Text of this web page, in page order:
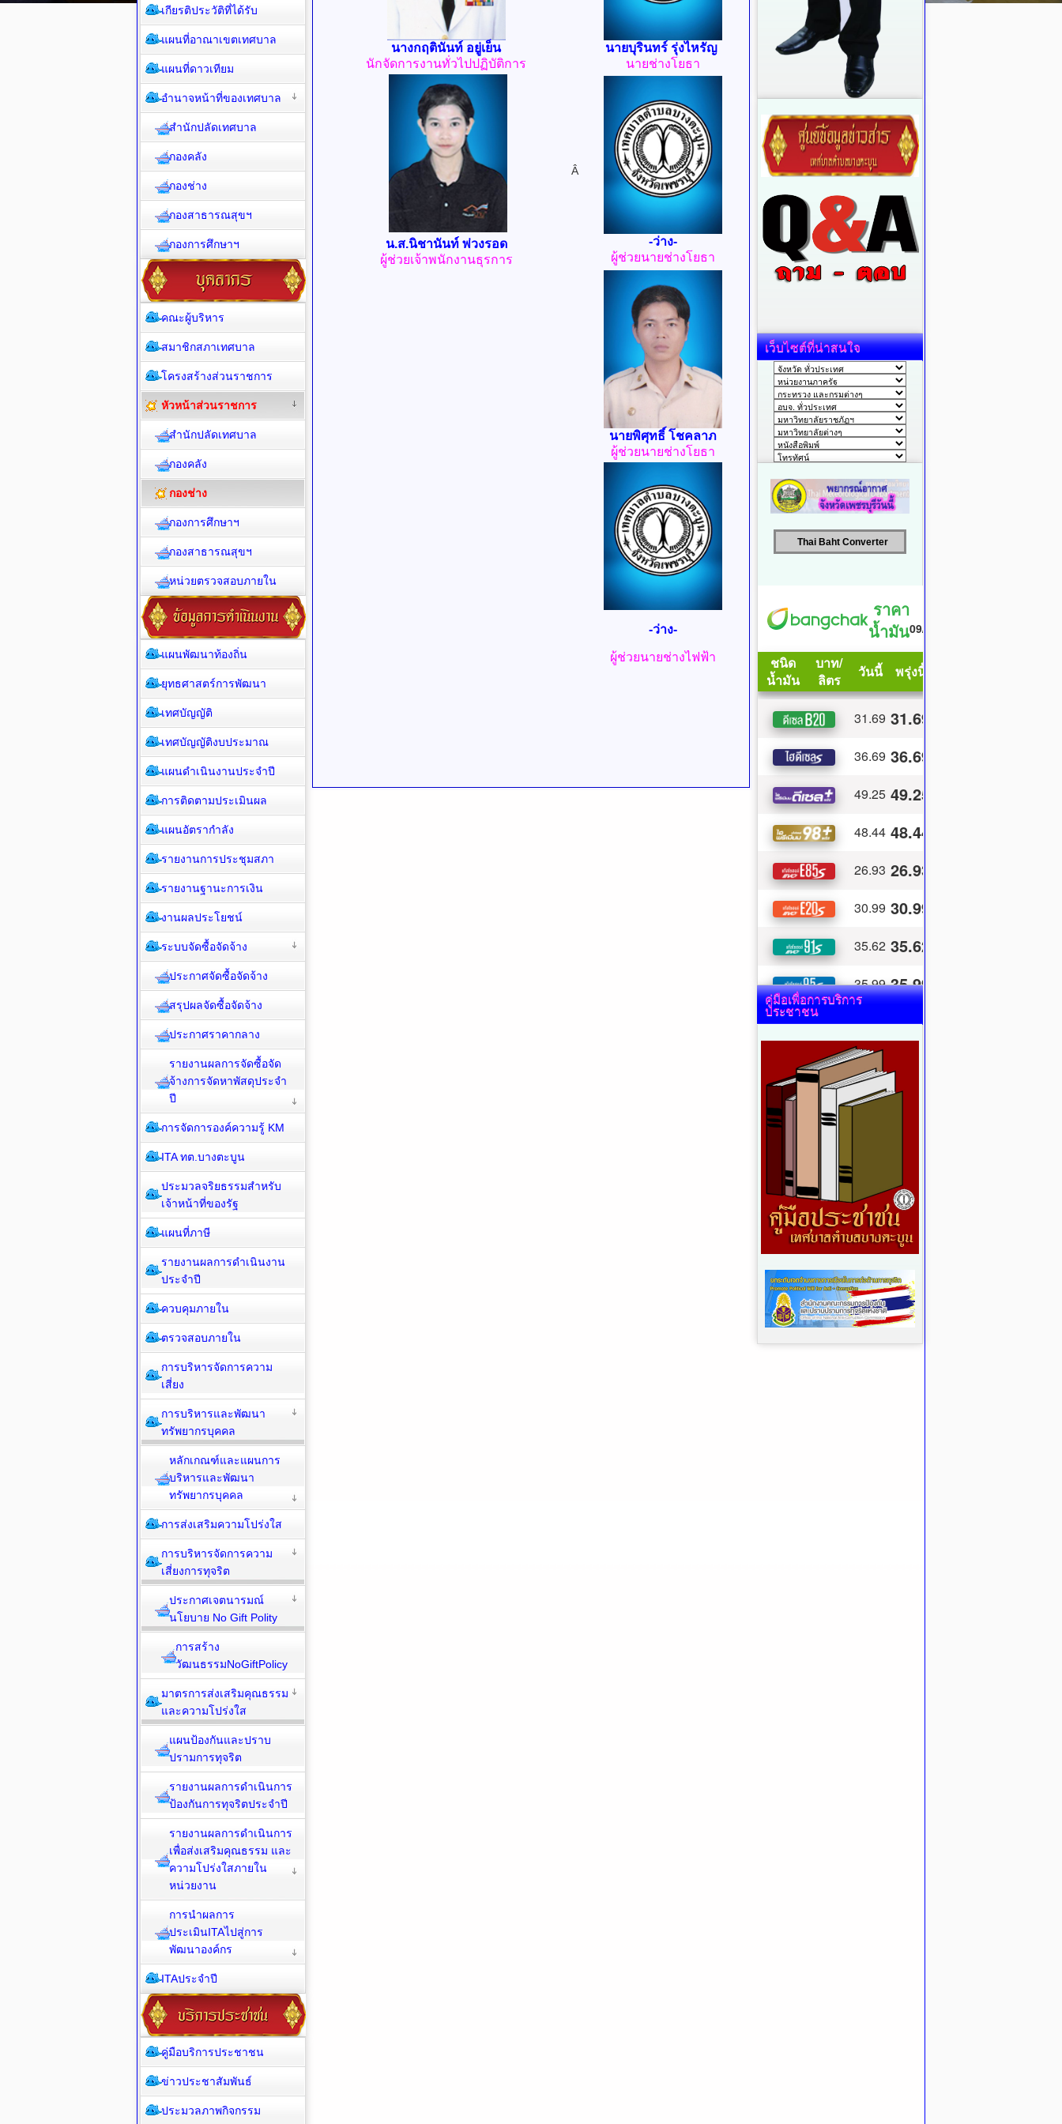
นางกฤตินันท์ อยู่เย็น
นักจัดการงานทั่วไปปฏิบัติการ
นายบุรินทร์ รุ่งไหรัญ
นายช่างโยธา
น.ส.นิชานันท์ พ่วงรอด
ผู้ช่วยเจ้าพนักงานธุรการ
Â
-ว่าง-
ผู้ช่วยนายช่างโยธา
นายพิศุทธิ์ โชคลาภ
ผู้ช่วยนายช่างโยธา
-ว่าง-
ผู้ช่วยนายช่างไฟฟ้า
เกียรติประวัติที่ได้รับ
แผนที่อาณาเขตเทศบาล
แผนที่ดาวเทียม
อำนาจหน้าที่ของเทศบาล
สำนักปลัดเทศบาล
กองคลัง
กองช่าง
กองสาธารณสุขฯ
กองการศึกษาฯ
คณะผู้บริหาร
สมาชิกสภาเทศบาล
โครงสร้างส่วนราชการ
หัวหน้าส่วนราชการ
สำนักปลัดเทศบาล
กองคลัง
กองช่าง
กองการศึกษาฯ
กองสาธารณสุขฯ
หน่วยตรวจสอบภายใน
แผนพัฒนาท้องถิ่น
ยุทธศาสตร์การพัฒนา
เทศบัญญัติ
เทศบัญญัติงบประมาณ
แผนดำเนินงานประจำปี
การติดตามประเมินผล
แผนอัตรากำลัง
รายงานการประชุมสภา
รายงานฐานะการเงิน
งานผลประโยชน์
ระบบจัดซื้อจัดจ้าง
ประกาศจัดซื้อจัดจ้าง
สรุปผลจัดซื้อจัดจ้าง
ประกาศราคากลาง
รายงานผลการจัดซื้อจัด
จ้างการจัดหาพัสดุประจำ
ปี
การจัดการองค์ความรู้ KM
ITA ทต.บางตะบูน
ประมวลจริยธรรมสำหรับ
เจ้าหน้าที่ของรัฐ
แผนที่ภาษี
รายงานผลการดำเนินงาน
ประจำปี
ควบคุมภายใน
ตรวจสอบภายใน
การบริหารจัดการความ
เสี่ยง
การบริหารและพัฒนา
ทรัพยากรบุคคล
หลักเกณฑ์และแผนการ
บริหารและพัฒนา
ทรัพยากรบุคคล
การส่งเสริมความโปร่งใส
การบริหารจัดการความ
เสี่ยงการทุจริต
ประกาศเจตนารมณ์
นโยบาย No Gift Polity
การสร้าง
วัฒนธรรมNoGiftPolicy
มาตรการส่งเสริมคุณธรรม
และความโปร่งใส
แผนป้องกันและปราบ
ปรามการทุจริต
รายงานผลการดำเนินการ
ป้องกันการทุจริตประจำปี
รายงานผลการดำเนินการ
เพื่อส่งเสริมคุณธรรม และ
ความโปร่งใสภายใน
หน่วยงาน
การนำผลการ
ประเมินITAไปสู่การ
พัฒนาองค์กร
ITAประจำปี
คู่มือบริการประชาชน
ข่าวประชาสัมพันธ์
ประมวลภาพกิจกรรม
เว็บไซต์ที่น่าสนใจ
Thai Baht Converter
คู่มือเพื่อการบริการ
ประชาชน